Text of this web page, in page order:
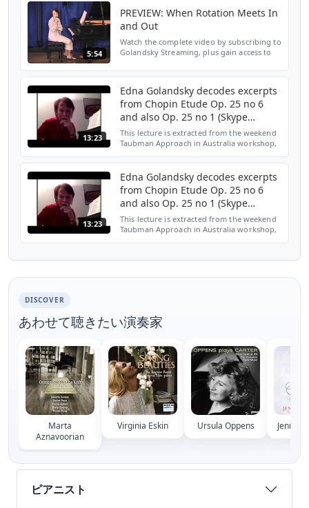
5:54
PREVIEW: When Rotation Meets In
and Out
Watch the complete video by subscribing to
Golandsky Streaming, plus gain access to
13:23
Edna Golandsky decodes excerpts
from Chopin Etude Op. 25 no 6
and also Op. 25 no 1 (Skype
lecture)
This lecture is extracted from the weekend
Taubman Approach in Australia workshop,
for purch...
13:23
Edna Golandsky decodes excerpts
from Chopin Etude Op. 25 no 6
and also Op. 25 no 1 (Skype
lecture)
This lecture is extracted from the weekend
Taubman Approach in Australia workshop,
for purch...
DISCOVER
あわせて聴きたい演奏家
Marta
Aznavoorian
Virginia Eskin Ursula Oppens
ピアニスト